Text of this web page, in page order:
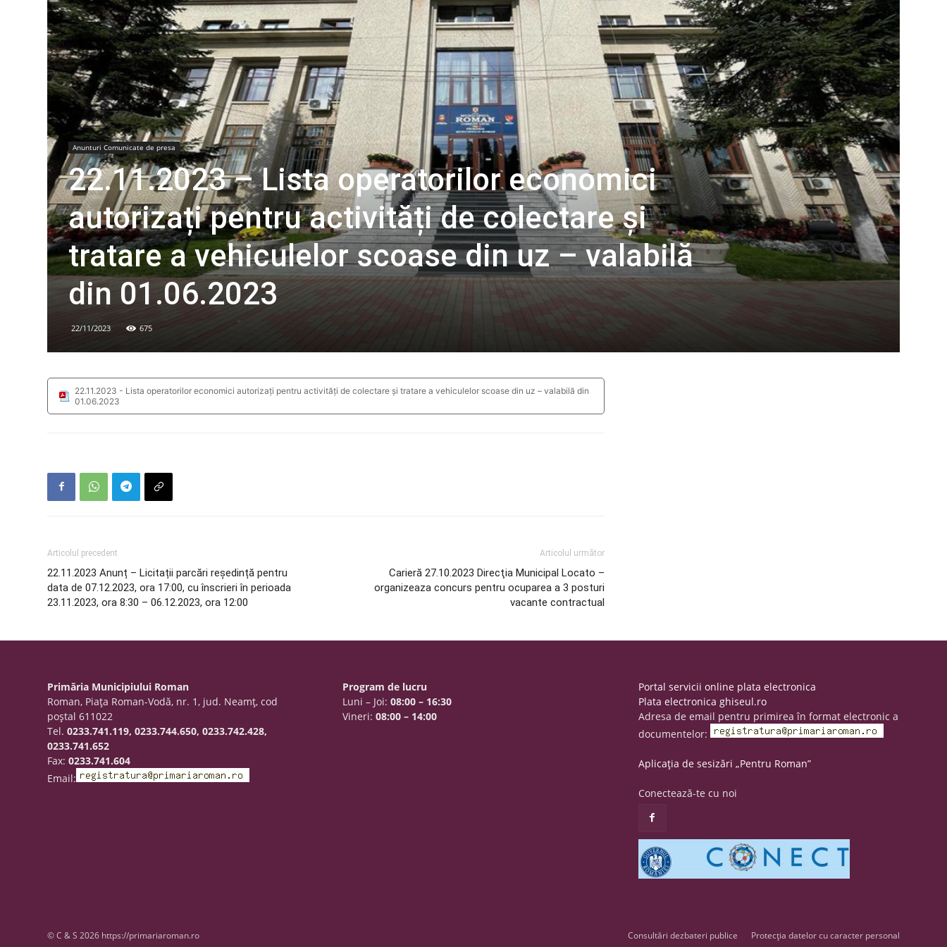
Anunturi Comunicate de presa
22.11.2023 – Lista operatorilor economici
autorizați pentru activități de colectare și
tratare a vehiculelor scoase din uz – valabilă
din 01.06.2023
22/11/2023 675
22.11.2023 - Lista operatorilor economici autorizați pentru activități de colectare și tratare a vehiculelor scoase din uz – valabilă din
01.06.2023
Articolul precedent
22.11.2023 Anunț – Licitații parcări reședință pentru
data de 07.12.2023, ora 17:00, cu înscrieri în perioada
23.11.2023, ora 8:30 – 06.12.2023, ora 12:00
Articolul următor
Carieră 27.10.2023 Direcţia Municipal Locato –
organizeaza concurs pentru ocuparea a 3 posturi
vacante contractual
Primăria Municipiului Roman
Roman, Piaţa Roman-Vodă, nr. 1, jud. Neamţ, cod
poştal 611022
Tel.0233.741.119, 0233.744.650, 0233.742.428,
0233.741.652
Fax:0233.741.604
Email:
Program de lucru
Luni – Joi:08:00 – 16:30
Vineri:08:00 – 14:00
Portal servicii online plata electronica
Plata electronica ghiseul.ro
Adresa de email pentru primirea în format electronic a
documentelor:
Aplicația de sesizări „Pentru Roman”
Conectează-te cu noi
Consultări dezbateri publice Protecția datelor cu caracter personal
© C & S 2026 https://primariaroman.ro